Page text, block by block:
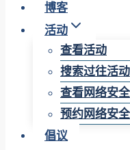
博客
活动
查看活动
搜索过往活动
查看网络安
预约网络安
倡议